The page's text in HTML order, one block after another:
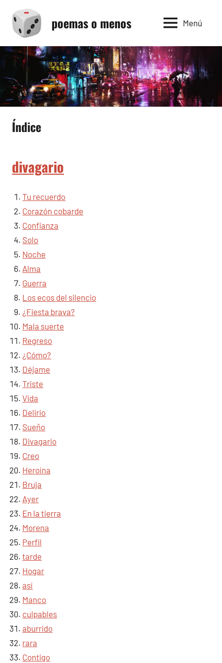
contenido
poemas o menos Menú
Índice
divagario
Tu recuerdo
Corazón cobarde
Confianza
Solo
Noche
Alma
Guerra
Los ecos del silencio
¿Fiesta brava?
Mala suerte
Regreso
¿Cómo?
Déjame
Triste
Vida
Delirio
Sueño
Divagario
Creo
Heroína
Bruja
Ayer
En la tierra
Morena
Perfil
tarde
Hogar
así
Manco
culpables
aburrido
rara
Contigo